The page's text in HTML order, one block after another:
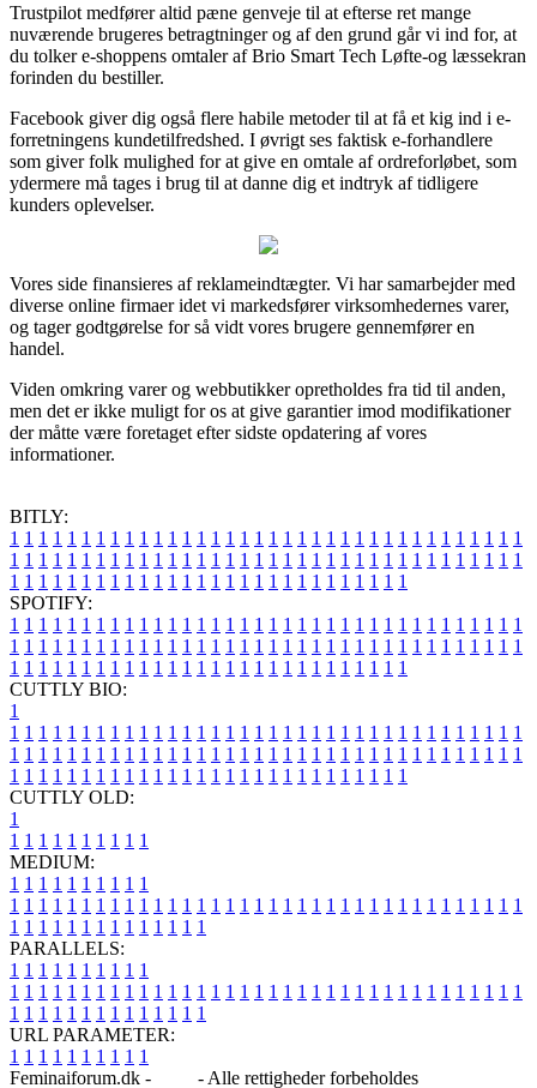
Trustpilot medfører altid pæne genveje til at efterse ret mange
nuværende brugeres betragtninger og af den grund går vi ind for, at
du tolker e-shoppens omtaler af Brio Smart Tech Løfte-og læssekran
forinden du bestiller.
Facebook giver dig også flere habile metoder til at få et kig ind i e-
forretningens kundetilfredshed. I øvrigt ses faktisk e-forhandlere
som giver folk mulighed for at give en omtale af ordreforløbet, som
ydermere må tages i brug til at danne dig et indtryk af tidligere
kunders oplevelser.
Vores side finansieres af reklameindtægter. Vi har samarbejder med
diverse online firmaer idet vi markedsfører virksomhedernes varer,
og tager godtgørelse for så vidt vores brugere gennemfører en
handel.
Viden omkring varer og webbutikker opretholdes fra tid til anden,
men det er ikke muligt for os at give garantier imod modifikationer
der måtte være foretaget efter sidste opdatering af vores
informationer.
BITLY:
1 1 1 1 1 1 1 1 1 1 1 1 1 1 1 1 1 1 1 1 1 1 1 1 1 1 1 1 1 1 1 1 1 1 1 1
1 1 1 1 1 1 1 1 1 1 1 1 1 1 1 1 1 1 1 1 1 1 1 1 1 1 1 1 1 1 1 1 1 1 1 1
1 1 1 1 1 1 1 1 1 1 1 1 1 1 1 1 1 1 1 1 1 1 1 1 1 1 1 1
SPOTIFY:
1 1 1 1 1 1 1 1 1 1 1 1 1 1 1 1 1 1 1 1 1 1 1 1 1 1 1 1 1 1 1 1 1 1 1 1
1 1 1 1 1 1 1 1 1 1 1 1 1 1 1 1 1 1 1 1 1 1 1 1 1 1 1 1 1 1 1 1 1 1 1 1
1 1 1 1 1 1 1 1 1 1 1 1 1 1 1 1 1 1 1 1 1 1 1 1 1 1 1 1
CUTTLY BIO:
1
1 1 1 1 1 1 1 1 1 1 1 1 1 1 1 1 1 1 1 1 1 1 1 1 1 1 1 1 1 1 1 1 1 1 1 1
1 1 1 1 1 1 1 1 1 1 1 1 1 1 1 1 1 1 1 1 1 1 1 1 1 1 1 1 1 1 1 1 1 1 1 1
1 1 1 1 1 1 1 1 1 1 1 1 1 1 1 1 1 1 1 1 1 1 1 1 1 1 1 1
CUTTLY OLD:
1
1 1 1 1 1 1 1 1 1 1
MEDIUM:
1 1 1 1 1 1 1 1 1 1
1 1 1 1 1 1 1 1 1 1 1 1 1 1 1 1 1 1 1 1 1 1 1 1 1 1 1 1 1 1 1 1 1 1 1 1
1 1 1 1 1 1 1 1 1 1 1 1 1 1
PARALLELS:
1 1 1 1 1 1 1 1 1 1
1 1 1 1 1 1 1 1 1 1 1 1 1 1 1 1 1 1 1 1 1 1 1 1 1 1 1 1 1 1 1 1 1 1 1 1
1 1 1 1 1 1 1 1 1 1 1 1 1 1
URL PARAMETER:
1 1 1 1 1 1 1 1 1 1
Feminaiforum.dk -
- Alle rettigheder forbeholdes